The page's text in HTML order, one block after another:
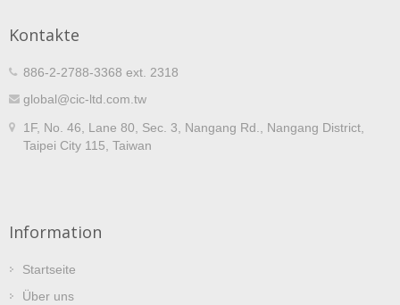
Kontakte
886-2-2788-3368 ext. 2318
global@cic-ltd.com.tw
1F, No. 46, Lane 80, Sec. 3, Nangang Rd., Nangang District,
Taipei City 115, Taiwan
Information
Startseite
Über uns